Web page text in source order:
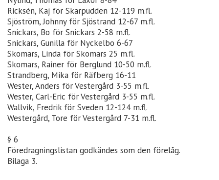
Ricksén, Kaj för Skarpudden 12-119 m.fl.
Sjöström, Johnny för Sjöstrand 12-67 m.fl.
Snickars, Bo för Snickars 2-58 m.fl.
Snickars, Gunilla för Nyckelbo 6-67
Skomars, Linda för Skomars 25 m.fl.
Skomars, Rainer för Berglund 10-50 m.fl.
Strandberg, Mika för Räfberg 16-11
Wester, Anders för Vestergård 3-55 m.fl.
Wester, Carl-Eric för Vestergård 3-55 m.fl.
Wallvik, Fredrik för Sveden 12-124 m.fl.
Westergård, Tore för Vestergård 7-31 m.fl.
§ 6
Föredragningslistan godkändes som den förelåg.
Bilaga 3.